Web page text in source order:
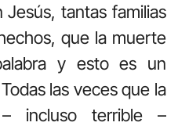
tantas familias
que la muerte
y esto es un
las veces que la
incluso terrible –